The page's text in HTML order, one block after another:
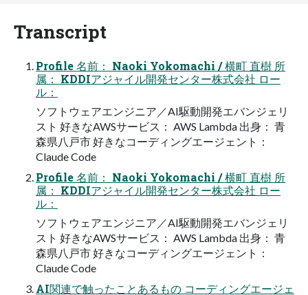
Transcript
Profile 名前： Naoki Yokomachi / 横町 直樹 所
属： KDDIアジャイル開発センター株式会社 ロー
ル：
ソフトウェアエンジニア／AI駆動開発エバンジェリ
スト 好きなAWSサービス： AWS Lambda 出身： 青
森県八戸市 好きなコーディングエージェント：
Claude Code
Profile 名前： Naoki Yokomachi / 横町 直樹 所
属： KDDIアジャイル開発センター株式会社 ロー
ル：
ソフトウェアエンジニア／AI駆動開発エバンジェリ
スト 好きなAWSサービス： AWS Lambda 出身： 青
森県八戸市 好きなコーディングエージェント：
Claude Code
AI関連で触ったことあるもの コーディングエージェ